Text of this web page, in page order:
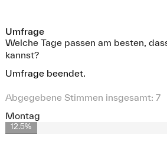
Umfrage
Welche Tage passen am besten,
kannst?
Umfrage beendet.
Abgegebene Stimmen insgesamt: 7
Montag
12.5%